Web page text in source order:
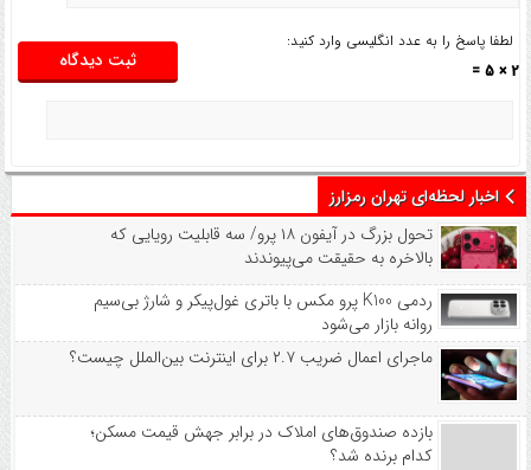
لطفا پاسخ را به عدد انگلیسی وارد کنید:
2 × 5 =
اخبار لحظه‌ای تهران رمزارز
تحول بزرگ در آیفون ۱۸ پرو/ سه قابلیت رویایی که
بالاخره به حقیقت می‌پیوندند
ردمی K100 پرو مکس با باتری غول‌پیکر و شارژ بی‌سیم
روانه بازار می‌شود
ماجرای اعمال ضریب ۲.۷ برای اینترنت بین‌الملل چیست؟
بازده صندوق‌های املاک در برابر جهش قیمت مسکن؛
کدام برنده شد؟